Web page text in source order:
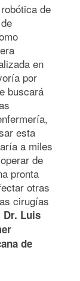
de
en
por
buscará
esta
a miles
de
pronta
otras
cirugías
Dr. Luis
de